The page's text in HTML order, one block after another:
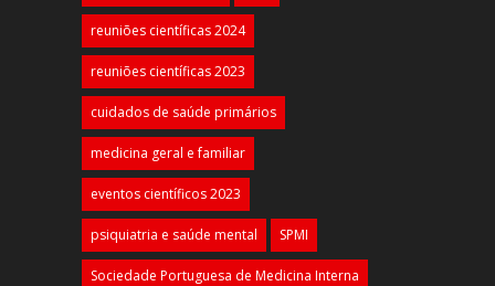
reuniões científicas 2024
reuniões científicas 2023
cuidados de saúde primários
medicina geral e familiar
eventos científicos 2023
psiquiatria e saúde mental SPMI
Sociedade Portuguesa de Medicina Interna